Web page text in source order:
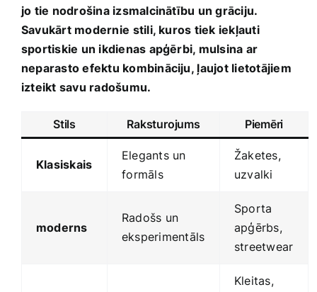
jo tie nodrošina ‌izsmalcinātību ​un grāciju.
Savukārt modernie ⁣stili, kuros tiek​ iekļauti
sportiskie un ikdienas apģērbi, mulsina ar
neparasto efektu kombināciju,⁢ ļaujot lietotājiem
izteikt ‍savu radošumu.
Stils Raksturojums Piemēri
Klasiskais
Elegants un
⁣formāls
Žaketes,
uzvalki
moderns
Radošs un
eksperimentāls
Sporta
apģērbs,
streetwear
Kleitas,